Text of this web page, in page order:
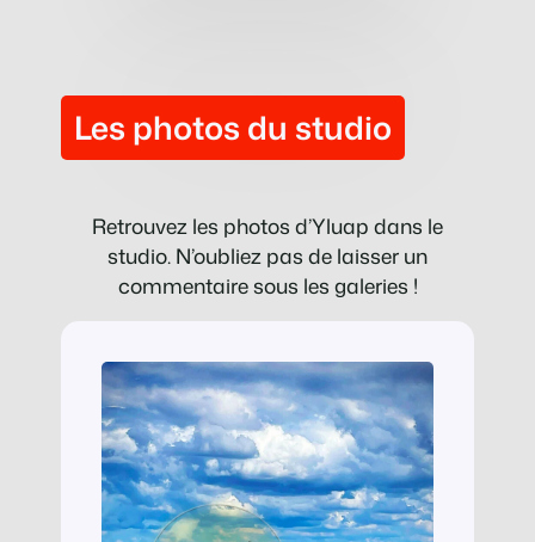
Les photos du studio
Retrouvez les photos d’Yluap dans le
studio. N’oubliez pas de laisser un
commentaire sous les galeries !